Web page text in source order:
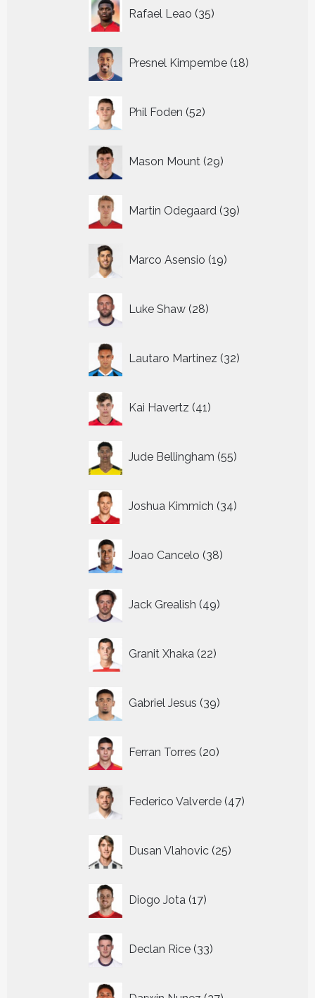
Rafael Leao 35
producten
Presnel Kimpembe 18
producten
Phil Foden 52
producten
Mason Mount 29
producten
Martin Odegaard 39
producten
Marco Asensio 19
producten
Luke Shaw 28
producten
Lautaro Martinez 32
producten
Kai Havertz 41
producten
Jude Bellingham 55
producten
Joshua Kimmich 34
producten
Joao Cancelo 38
producten
Jack Grealish 49
producten
Granit Xhaka 22
producten
Gabriel Jesus 39
producten
Ferran Torres 20
producten
Federico Valverde 47
producten
Dusan Vlahovic 25
producten
Diogo Jota 17
producten
Declan Rice 33
producten